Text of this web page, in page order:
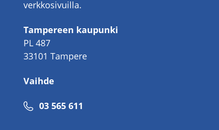
verkkosivuilla.
Tampereen kaupunki
PL 487
33101 Tampere
Vaihde
Puhelinnumero
03 565 611